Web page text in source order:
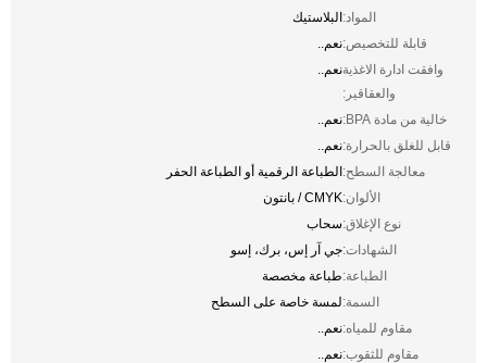
المواد:البلاستيك
قابلة للتخصيص:نعم..
وافقت ادارة الاغذية
والعقاقير:
نعم..
خالية من مادة BPA:
نعم..
قابل للغلق بالحرارة:نعم..
معالجة السطح:الطباعة الرقمية أو الطباعة الحفر
الألوان:CMYK / بانتون
نوع الإغلاق:سحاب
الشهادات:جي آر إس، برك، إسو
الطباعة:طباعة مخصصة
السمة:لمسة خاصة على السطح
مقاوم للمياه:نعم..
مقاوم للثقوب:نعم..